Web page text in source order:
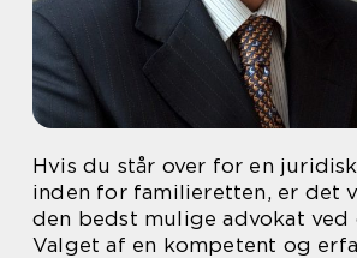
Hvis du står over for en
inden for familieretten, er det
den bedst mulige advokat ved
Valget af en kompetent og